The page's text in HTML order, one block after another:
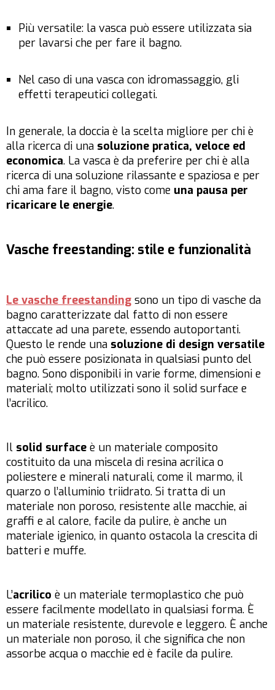
Più versatile: la vasca può essere utilizzata sia
per lavarsi che per fare il bagno.
Nel caso di una vasca con idromassaggio, gli
effetti terapeutici collegati.
In generale, la doccia è la scelta migliore per chi è
alla ricerca di una soluzione pratica, veloce ed
economica. La vasca è da preferire per chi è alla
ricerca di una soluzione rilassante e spaziosa e per
chi ama fare il bagno, visto come una pausa per
ricaricare le energie.
Vasche freestanding: stile e funzionalità
Le vasche freestanding sono un tipo di vasche da
bagno caratterizzate dal fatto di non essere
attaccate ad una parete, essendo autoportanti.
Questo le rende una soluzione di design versatile
che può essere posizionata in qualsiasi punto del
bagno. Sono disponibili in varie forme, dimensioni e
materiali; molto utilizzati sono il solid surface e
l’acrilico.
Il solid surface è un materiale composito
costituito da una miscela di resina acrilica o
poliestere e minerali naturali, come il marmo, il
quarzo o l’alluminio triidrato. Si tratta di un
materiale non poroso, resistente alle macchie, ai
graffi e al calore, facile da pulire, è anche un
materiale igienico, in quanto ostacola la crescita di
batteri e muffe.
L’acrilico è un materiale termoplastico che può
essere facilmente modellato in qualsiasi forma. È
un materiale resistente, durevole e leggero. È anche
un materiale non poroso, il che significa che non
assorbe acqua o macchie ed è facile da pulire.